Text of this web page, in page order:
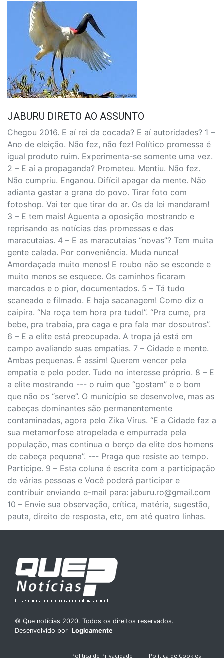
JABURU DIRETO AO ASSUNTO
Chegou 2016. E aí rei da cocada? E aí autoridades? 1 –
Ano de eleição. Não fez, não fez! Político promessa é
igual produto ruim. Experimenta-se somente uma vez.
2 – E aí a propaganda? Prometeu. Mentiu. Não fez.
Não cumpriu. Enganou. Difícil apagar da mente. Não
adianta gastar a grana do povo. Tirar foto com
fotoshop. Vai ter que tirar do ar. Os da lei mandaram!
3 – E tem mais! Aguenta a oposição mostrando e
reprisando as notícias das promessas e das
maracutaias. 4 – E as maracutaias “novas”? Tem muita
gente calada. Por conveniência. Muda nunca!
Amordaçada muito menos! E roubo não se esconde e
muito menos se esquece. Os caminhos ficaram
marcados e o pior, documentados. 5 – Tá tudo
scaneado e filmado. E haja sacanagem! Como diz o
caipira. “Na roça tem hora pra tudo!”. “Pra cume, pra
bebe, pra trabaia, pra caga e pra fala mar dosoutros”.
6 – E a elite está preocupada. A tropa já está em
campo avaliando suas empatias. 7 – Cidade e mente.
Ambas pequenas. É assim! Querem vencer pela
empatia e pelo poder. Tudo no interesse próprio. 8 – E
a elite mostrando --- o ruim que “gostam” e o bom
que não os “serve”. O município se desenvolve, mas as
cabeças dominantes são permanentemente
contaminadas, agora pelo Zika Vírus. “E a Cidade faz a
sua metamorfose atropelada e empurrada pela
população, mas continua o berço da elite dos homens
de cabeça pequena”. --- Praga que resiste ao tempo.
Participe. 9 – Esta coluna é escrita com a participação
de várias pessoas e Você poderá participar e
contribuir enviando e-mail para: jaburu.ro@gmail.com
10 – Envie sua observação, crítica, matéria, sugestão,
pauta, direito de resposta, etc, em até quatro linhas.
© Que notícias 2020. Todos os direitos reservados.
Desenvolvido por Logicamente
Política de Privacidade Política de Cookies